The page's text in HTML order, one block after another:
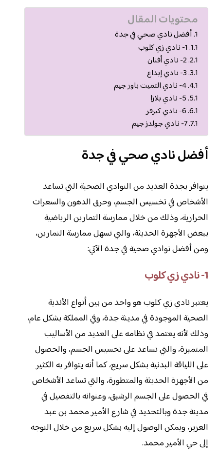
محتويات المقال
أفضل نادي صحي في جدة
1- نادي زي كلوب
2- نادي أفنان
3- نادي إبداع
4- نادي التميت باور جيم
5- نادي بلازا
6- نادي كيرفز
7- نادي جولدز جيم
أفضل نادي صحي في جدة
يتوافر بجدة العديد من النوادي الصحية التي تساعد
الأشخاص في تخسيس الجسم، وحرق الدهون والسعرات
الحرارية، وذلك من خلال ممارسة التمارين الرياضية
ببعض الأجهزة الحديثة، والتي تسهل ممارسة التمارين،
ومن أفضل نوادي صحية في جدة الآتي:
1- نادي زي كلوب
يعتبر نادي زي كلوب هو واحد من بين أنواع الأندية
الصحية الموجودة في مدينة جدة، وفي المملكة بشكل عام،
وذلك لأنه يعتمد في نظامه على العديد من الأساليب
المتميزة، والتي تساعد على تخسيس الجسم، والحصول
على اللياقة البدنية بشكل سريع، كما أنه يتوافر به الكثير
من الأجهزة الحديثة والمتطورة، والتي تساعد الأشخاص
في الحصول على الجسم الرشيق، وعنوانه بالتفصيل في
مدينة جدة وبالتحديد في شارع الأمير محمد بن عبد
العزيز، ويمكن الوصول إليه بشكل سريع من خلال التوجه
إلى حي الأمير محمد.